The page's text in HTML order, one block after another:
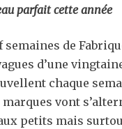
parfait cette année
semaines de
d’une
chaque
marques vont
petits mais